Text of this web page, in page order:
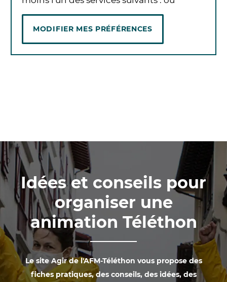
MODIFIER MES PRÉFÉRENCES
Idées et conseils pour
organiser une
animation Téléthon
Le site Agir de l'AFM-Téléthon vous propose des
fiches pratiques, des conseils, des idées, des